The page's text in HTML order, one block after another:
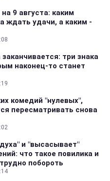
9 августа: каким
ждать удачи, а каким -
три знака
наконец-то станет
комедий "нулевых",
пересматривать снова
и "высасывает"
что такое повилика и
побороть